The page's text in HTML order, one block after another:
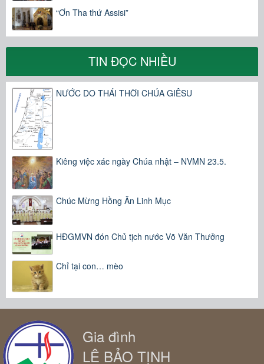
“Ơn Tha thứ Assisi”
TIN ĐỌC NHIỀU
NƯỚC DO THÁI THỜI CHÚA GIÊSU
Kiêng việc xác ngày Chúa nhật – NVMN 23.5.
Chúc Mừng Hồng Ân Linh Mục
HĐGMVN đón Chủ tịch nước Võ Văn Thưởng
Chỉ tại con… mèo
Gia đình
LÊ BẢO TỊNH